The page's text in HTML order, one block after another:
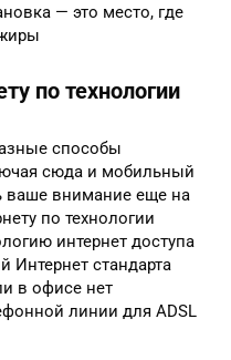
— это место, где
по технологии
способы
сюда и мобильный
ваше внимание еще на
по технологии
интернет доступа
Интернет стандарта
в офисе нет
линии для ADSL